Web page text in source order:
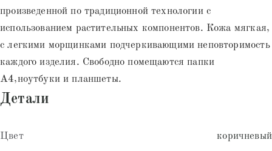
произведенной по традиционной технологии с
использованием растительных компонентов. Кожа мягкая,
с легкими морщинками подчеркивающими неповторимость
каждого изделия. Свободно помещаются папки
А4,ноутбуки и планшеты.
Детали
Цвет коричневый